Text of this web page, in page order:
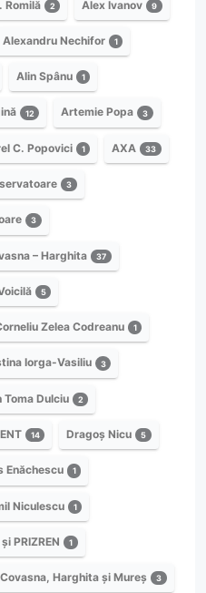
Romilă 2 Alex Ivanov 9
Alexandru Nechifor 1
Alin Spânu 1
12 Artemie Popa 3
C. Popovici 1 AXA 33
3
3
– Harghita 37
5
Zelea Codreanu 1
Iorga-Vasiliu 3
Toma Dulciu 2
14 Dragoș Nicu 5
Enăchescu 1
Niculescu 1
PRIZREN 1
Harghita și Mureș 3